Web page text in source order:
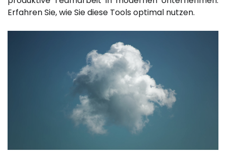
Erfahren Sie, wie Sie diese Tools optimal nutzen.